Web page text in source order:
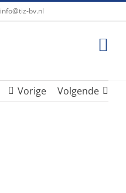
info@tiz-bv.nl
Vorige Volgende